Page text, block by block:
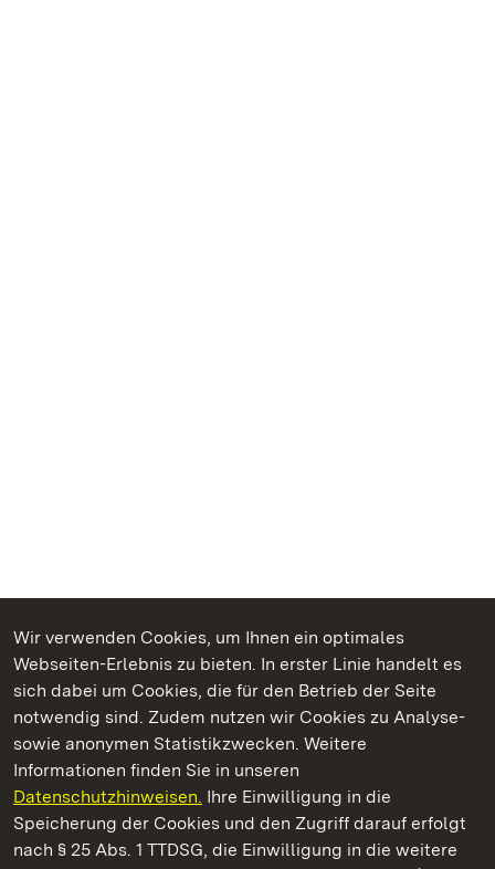
Wir verwenden Cookies, um Ihnen ein optimales
Webseiten-Erlebnis zu bieten. In erster Linie handelt es
sich dabei um Cookies, die für den Betrieb der Seite
notwendig sind. Zudem nutzen wir Cookies zu Analyse-
sowie anonymen Statistikzwecken. Weitere
Informationen finden Sie in unseren
Datenschutzhinweisen. Ihre Einwilligung in die
Speicherung der Cookies und den Zugriff darauf erfolgt
nach § 25 Abs. 1 TTDSG, die Einwilligung in die weitere
Kommen. Staunen. Genießen.
Burgruine Hohenstaufen